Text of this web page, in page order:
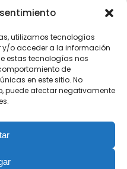
utilizamos tecnologías
o acceder a la información
estas tecnologías nos
de
en este sitio. No
puede afectar negativamente